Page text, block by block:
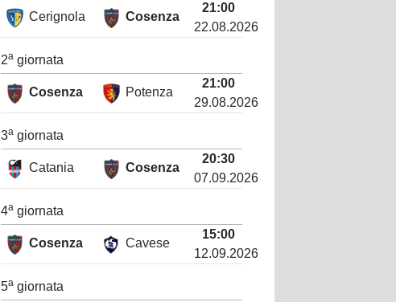
Cerignola Cosenza
21:00
22.08.2026
2a giornata
Cosenza Potenza
21:00
29.08.2026
3a giornata
Catania Cosenza
20:30
07.09.2026
4a giornata
Cosenza Cavese
15:00
12.09.2026
5a giornata